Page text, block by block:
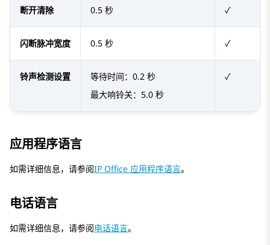
断开清除 0.5 秒 ✓
闪断脉冲宽度 0.5 秒 ✓
铃声检测设置
等待时间：0.2 秒
最大响铃关：5.0 秒
✓
应用程序语言
如需详细信息，请参阅IP Office 应用程序语言。
电话语言
如需详细信息，请参阅电话语言。